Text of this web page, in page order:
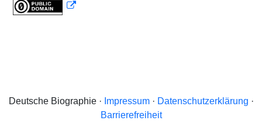
Deutsche Biographie · Impressum· Datenschutzerklärung ·
Barrierefreiheit